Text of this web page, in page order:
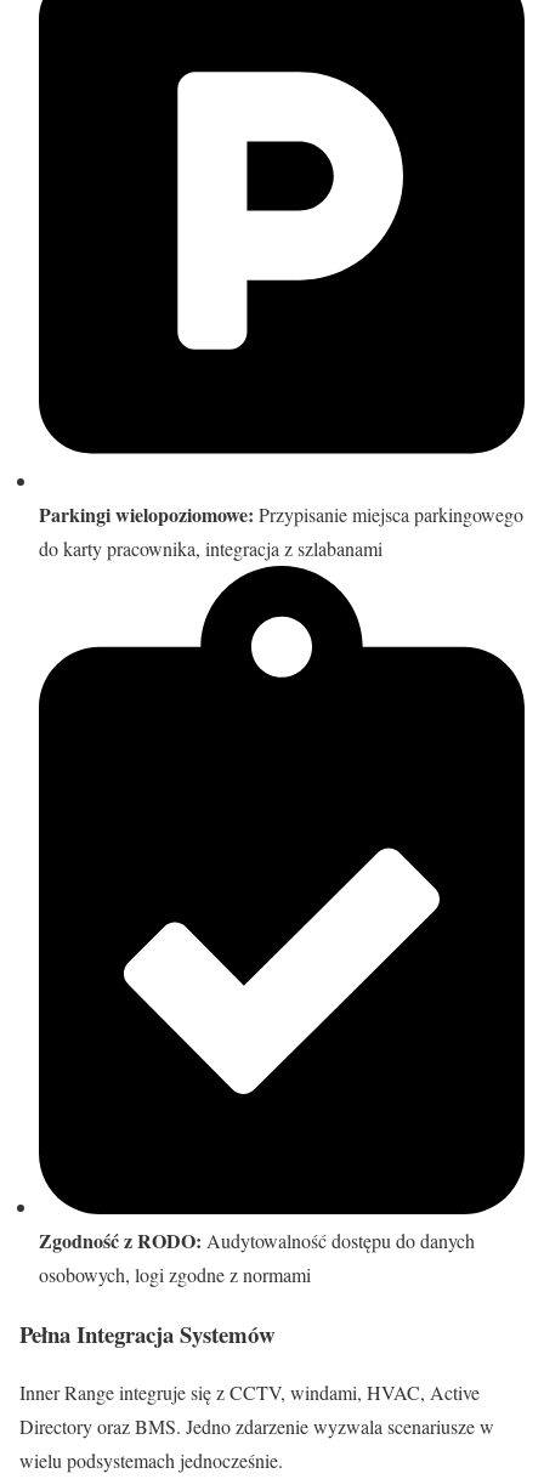
Parkingi wielopoziomowe: Przypisanie miejsca parkingowego
do karty pracownika, integracja z szlabanami
Zgodność z RODO: Audytowalność dostępu do danych
osobowych, logi zgodne z normami
Pełna Integracja Systemów
Inner Range integruje się z CCTV, windami, HVAC, Active
Directory oraz BMS. Jedno zdarzenie wyzwala scenariusze w
wielu podsystemach jednocześnie.